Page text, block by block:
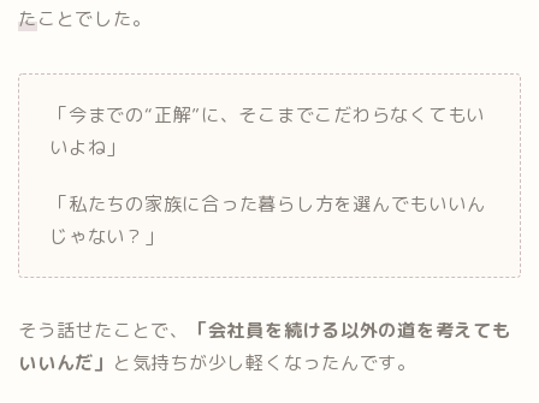
たことでした。
「今までの“正解”に、そこまでこだわらなくてもい
いよね」
「私たちの家族に合った暮らし方を選んでもいいん
じゃない？」
そう話せたことで、
「会社員を続ける以外の道を考えても
いいんだ」 と気持ちが少し軽くなったんです。